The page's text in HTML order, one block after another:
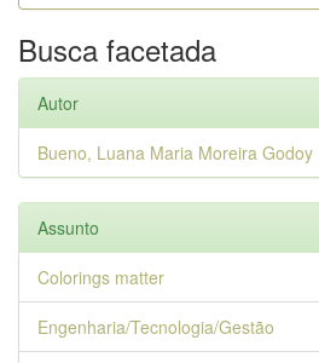
Busca facetada
Autor
Bueno, Luana Maria Moreira Godoy
Assunto
Colorings matter
Engenharia/Tecnologia/Gestão